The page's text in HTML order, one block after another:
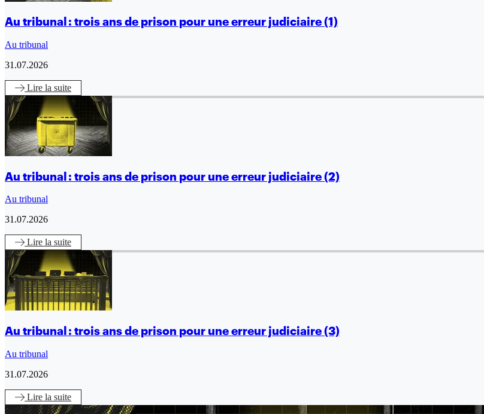
Au tribunal : trois ans de prison pour une erreur judiciaire (1)
Au tribunal
31.07.2026
Lire la suite
Au tribunal : trois ans de prison pour une erreur judiciaire (2)
Au tribunal
31.07.2026
Lire la suite
Au tribunal : trois ans de prison pour une erreur judiciaire (3)
Au tribunal
31.07.2026
Lire la suite